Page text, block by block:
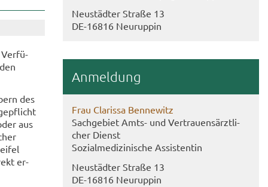
Ver­fü­
des
aus
er­
Neu­städ­ter Stra­ße 13
DE-​16816 Neu­rup­pin
An­mel­dung
Frau Cla­ris­sa Ben­ne­witz
Sach­ge­biet Amts- und Ver­trau­ens­ärzt­li­
cher Dienst
So­zi­al­me­di­zi­ni­sche As­sis­ten­tin
Neu­städ­ter Stra­ße 13
DE-​16816 Neu­rup­pin